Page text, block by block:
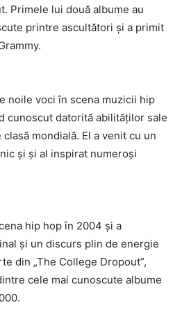
Primele lui două albume au
printre ascultători și a primit
noile voci în scena muzicii hip
cunoscut datorită abilităților sale
mondială. El a venit cu un
și și al inspirat numeroși
hip hop în 2004 și a
și un discurs plin de energie
din „The College Dropout”,
cele mai cunoscute albume